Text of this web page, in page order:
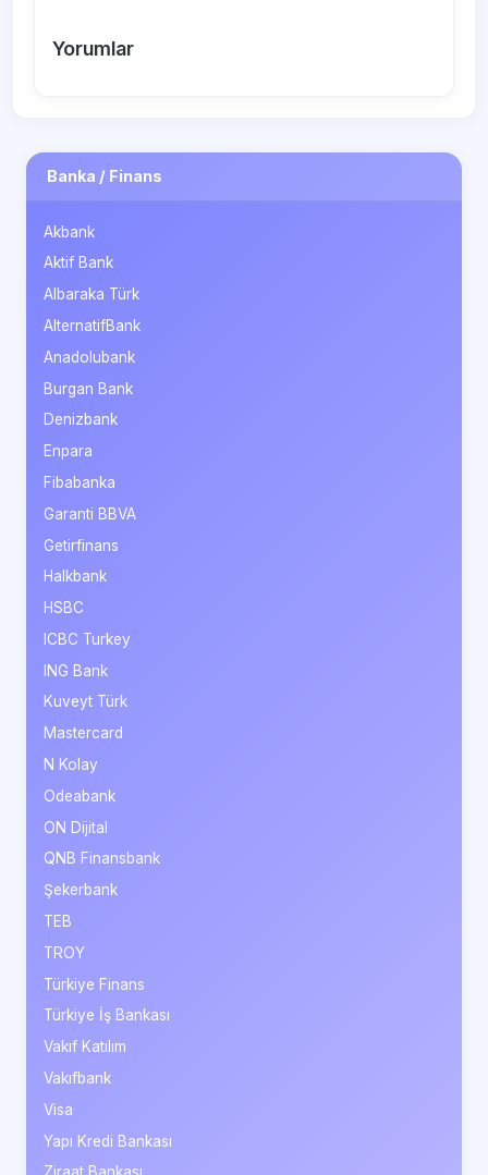
Yorumlar
Banka / Finans
Akbank
Aktif Bank
Albaraka Türk
AlternatifBank
Anadolubank
Burgan Bank
Denizbank
Enpara
Fibabanka
Garanti BBVA
Getirfinans
Halkbank
HSBC
ICBC Turkey
ING Bank
Kuveyt Türk
Mastercard
N Kolay
Odeabank
ON Dijital
QNB Finansbank
Şekerbank
TEB
TROY
Türkiye Finans
Türkiye İş Bankası
Vakıf Katılım
Vakıfbank
Visa
Yapı Kredi Bankası